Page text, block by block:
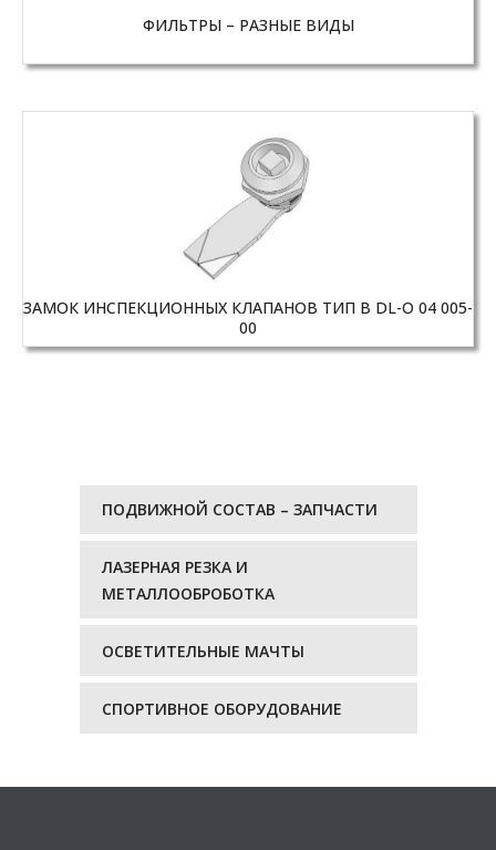
ФИЛЬТРЫ – РАЗНЫЕ ВИДЫ
ЗАМОК ИНСПЕКЦИОННЫХ КЛАПАНОВ ТИП B DL-O 04 005-
00
ПОДВИЖНОЙ СОСТАВ – ЗАПЧАСТИ
ЛАЗЕРНАЯ РЕЗКА И
МЕТАЛЛООБРОБОТКА
ОСВЕТИТЕЛЬНЫЕ МАЧТЫ
СПОРТИВНОЕ ОБОРУДОВАНИЕ